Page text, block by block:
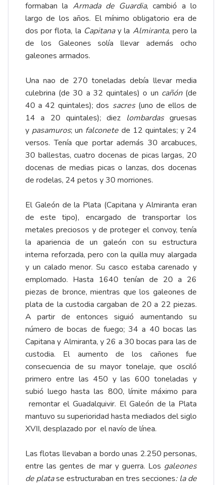
formaban la Armada de Guardia, cambió a lo
largo de los años. El mínimo obligatorio era de
dos por flota, la Capitanay la Almiranta, pero la
de los Galeones solía llevar además ocho
galeones armados.
Una nao de 270 toneladas debía llevar media
culebrina (de 30 a 32 quintales) o un cañón(de
40 a 42 quintales); dos sacres (uno de ellos de
14 a 20 quintales); diez lombardasgruesas
y pasamuros; un falconete de 12 quintales; y 24
versos. Tenía que portar además 30 arcabuces,
30 ballestas, cuatro docenas de picas largas, 20
docenas de medias picas o lanzas, dos docenas
de rodelas, 24 petos y 30 morriones.
El Galeón de la Plata (Capitana y Almiranta eran
de este tipo), encargado de transportar los
metales preciosos y de proteger el convoy, tenía
la apariencia de un galeón con su estructura
interna reforzada, pero con la quilla muy alargada
y un calado menor. Su casco estaba carenado y
emplomado. Hasta 1640 tenían de 20 a 26
piezas de bronce, mientras que los galeones de
plata de la custodia cargaban de 20 a 22 piezas.
A partir de entonces siguió aumentando su
número de bocas de fuego; 34 a 40 bocas las
Capitana y Almiranta, y 26 a 30 bocas para las de
custodia. El aumento de los cañones fue
consecuencia de su mayor tonelaje, que osciló
primero entre las 450 y las 600 toneladas y
subió luego hasta las 800, límite máximo para
remontar el Guadalquivir. El Galeón de la Plata
mantuvo su superioridad hasta mediados del siglo
XVII, desplazado por el navío de línea.
Las flotas llevaban a bordo unas 2.250 personas,
entre las gentes de mar y guerra. Los galeones
de platase estructuraban en tres secciones: la de